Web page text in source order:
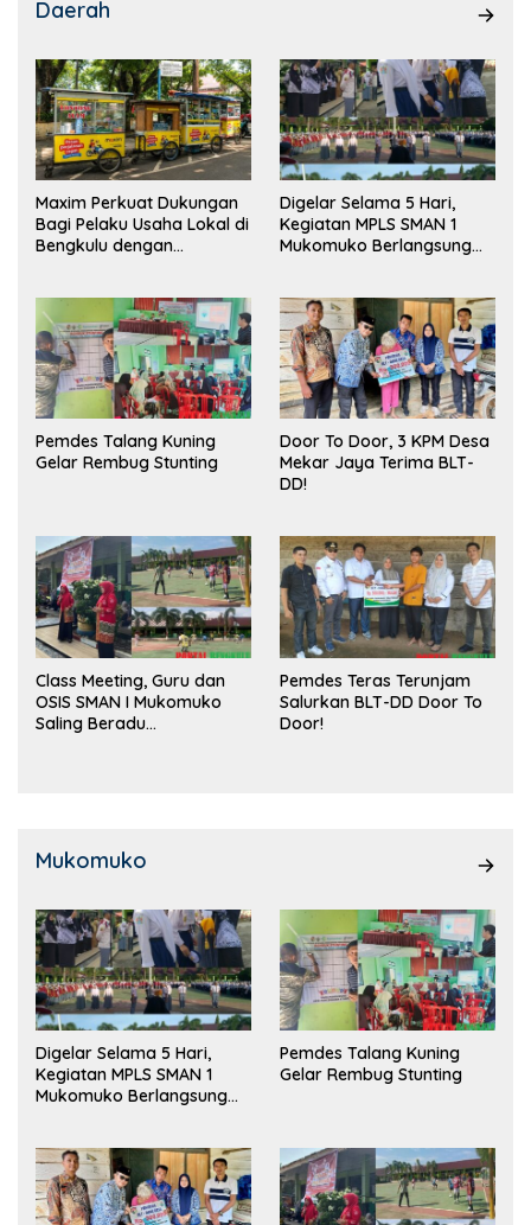
Daerah
Maxim Perkuat Dukungan
Bagi Pelaku Usaha Lokal di
Bengkulu dengan
Pasar
Digelar Selama 5 Hari,
Kegiatan MPLS SMAN 1
Mukomuko Berlangsung
Pemdes Talang Kuning
Gelar Rembug Stunting
Door To Door, 3 KPM Desa
Mekar Jaya Terima BLT-
DD!
Class Meeting, Guru dan
OSIS SMAN I Mukomuko
Saling Beradu
Pemdes Teras Terunjam
Salurkan BLT-DD Door To
Door!
Mukomuko
Digelar Selama 5 Hari,
Kegiatan MPLS SMAN 1
Mukomuko Berlangsung
Pemdes Talang Kuning
Gelar Rembug Stunting